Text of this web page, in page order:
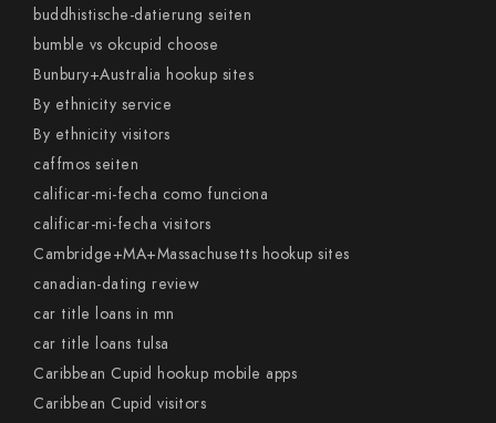
buddhistische-datierung seiten
bumble vs okcupid choose
Bunbury+Australia hookup sites
By ethnicity service
By ethnicity visitors
caffmos seiten
calificar-mi-fecha como funciona
calificar-mi-fecha visitors
Cambridge+MA+Massachusetts hookup sites
canadian-dating review
car title loans in mn
car title loans tulsa
Caribbean Cupid hookup mobile apps
Caribbean Cupid visitors